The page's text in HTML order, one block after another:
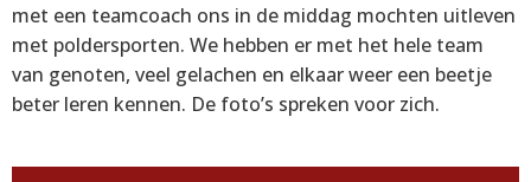
met een teamcoach ons in de middag mochten uitleven
met poldersporten. We hebben er met het hele team
van genoten, veel gelachen en elkaar weer een beetje
beter leren kennen. De foto’s spreken voor zich.